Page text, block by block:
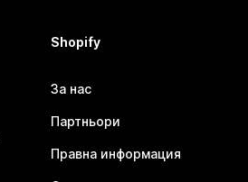
Shopify
За нас
Партньори
Правна информация